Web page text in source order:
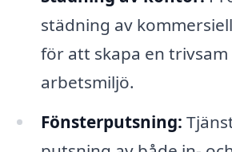
städning av
för att skapa en
arbetsmiljö.
Fönsterputsning: